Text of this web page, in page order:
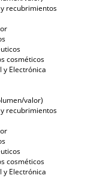
recubrimientos
cosméticos
y Electrónica
valor)
recubrimientos
cosméticos
y Electrónica